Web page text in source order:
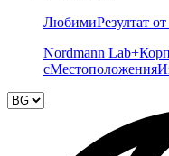
ЛюбимиРезултат
Nordmann Lab+
сМестоположения